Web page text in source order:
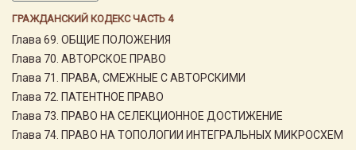
ГРАЖДАНСКИЙ КОДЕКС ЧАСТЬ 4
Глава 69. ОБЩИЕ ПОЛОЖЕНИЯ
Глава 70. АВТОРСКОЕ ПРАВО
Глава 71. ПРАВА, СМЕЖНЫЕ С АВТОРСКИМИ
Глава 72. ПАТЕНТНОЕ ПРАВО
Глава 73. ПРАВО НА СЕЛЕКЦИОННОЕ ДОСТИЖЕНИЕ
Глава 74. ПРАВО НА ТОПОЛОГИИ ИНТЕГРАЛЬНЫХ МИКРОСХЕМ